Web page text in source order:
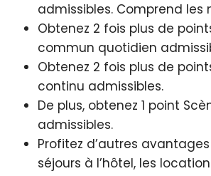
admissibles. Comprend
Obtenez 2 fois plus de
commun quotidien
Obtenez 2 fois plus de
continu admissibles.
De plus, obtenez 1 point
admissibles.
Profitez d’autres
séjours à l’hôtel, les